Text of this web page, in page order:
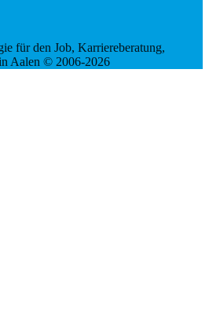
für den Job, Karriereberatung,
Aalen © 2006-2026